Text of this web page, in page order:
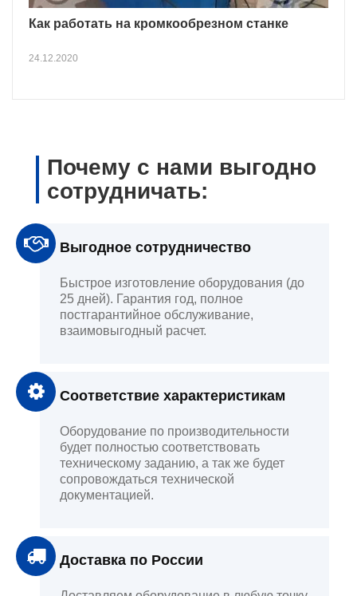
Как работать на кромкообрезном станке
24.12.2020
Почему с нами выгодно
сотрудничать:
Выгодное сотрудничество
Быстрое изготовление оборудования (до
25 дней). Гарантия год, полное
постгарантийное обслуживание,
взаимовыгодный расчет.
Соответствие характеристикам
Оборудование по производительности
будет полностью соответствовать
техническому заданию, а так же будет
сопровождаться технической
документацией.
Доставка по России